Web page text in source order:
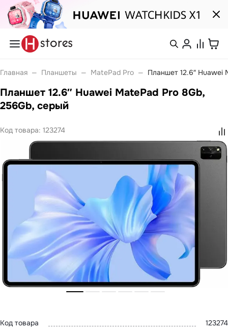
Каталог
Pura
Watch
Watch Fit
Watch GT
Watch Kids
Band 10
MateBook
MateBook GT
Планшеты
MatePad Pro
MatePad SE
MatePad 11
MatePad 12
MatePad Mini
Мультимедиа
Наушники
Мониторы
Аксессуары
Чехлы
Стилусы
Главная — Планшеты — MatePad Pro — Планшет 12.6″ Huawei
Планшет 12.6″ Huawei MatePad Pro 8Gb,
256Gb, серый
Код товара: 123274
Код товара
123274
Войти или
зарегистрироваться
Каталог
Покупателям
Компания
Связаться
с нами
Адреса
магазинов